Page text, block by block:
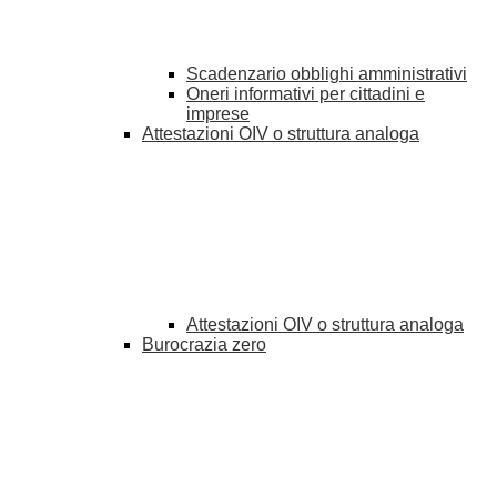
Scadenzario obblighi amministrativi
Oneri informativi per cittadini e
imprese
Attestazioni OIV o struttura analoga
Attestazioni OIV o struttura analoga
Burocrazia zero